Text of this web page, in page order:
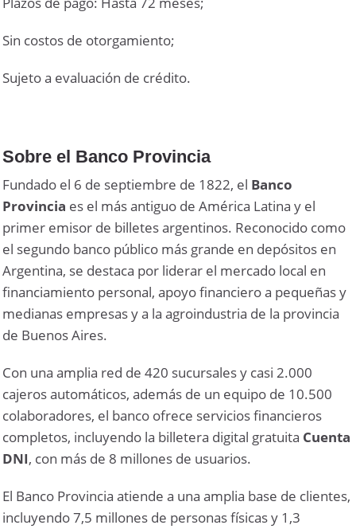
Sin costos de otorgamiento;
Sujeto a evaluación de crédito.
Sobre el Banco Provincia
Fundado el 6 de septiembre de 1822, el Banco
Provincia es el más antiguo de América Latina y el
primer emisor de billetes argentinos. Reconocido como
el segundo banco público más grande en depósitos en
Argentina, se destaca por liderar el mercado local en
financiamiento personal, apoyo financiero a pequeñas y
medianas empresas y a la agroindustria de la provincia
de Buenos Aires.
Con una amplia red de 420 sucursales y casi 2.000
cajeros automáticos, además de un equipo de 10.500
colaboradores, el banco ofrece servicios financieros
completos, incluyendo la billetera digital gratuita Cuenta
DNI, con más de 8 millones de usuarios.
El Banco Provincia atiende a una amplia base de clientes,
incluyendo 7,5 millones de personas físicas y 1,3